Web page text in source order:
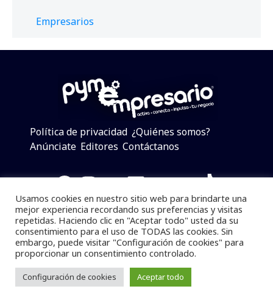
Empresarios
Política de privacidad ¿Quiénes somos?
Anúnciate Editores Contáctanos
Facebook
Instagram
Twitter
LinkedIn
Telegram
YouTube
TikTok
Pymempresario © 2025 Todos los derechos reservados.
Se prohibe el uso de la información total o parcial sin
dar referencia a la fuente.
Desarrollado poryalla ya!
Usamos cookies en nuestro sitio web para brindarte una
mejor experiencia recordando sus preferencias y visitas
repetidas. Haciendo clic en "Aceptar todo" usted da su
consentimiento para el uso de TODAS las cookies. Sin
embargo, puede visitar "Configuración de cookies" para
proporcionar un consentimiento controlado.
Configuración de cookies Aceptar todo